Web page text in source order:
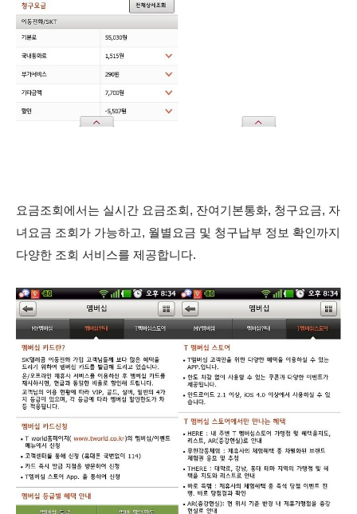
요금조회에서는 실시간 요금조회, 잔여기본통화, 청구요금, 자
녀요금 조회가 가능하고, 월별요금 및 청구납부 정보 확인까지
다양한 조회 서비스를 제공합니다.